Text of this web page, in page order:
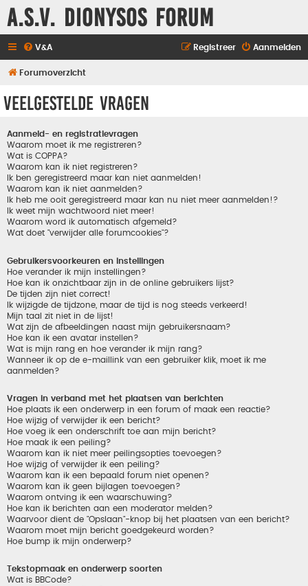
A.S.V. Dionysos Forum
V&A Aanmelden
Registreer
Forumoverzicht
Veelgestelde vragen
Aanmeld- en registratievragen
Waarom moet ik me registreren?
Wat is COPPA?
Waarom kan ik niet registreren?
Ik ben geregistreerd maar kan niet aanmelden!
Waarom kan ik niet aanmelden?
Ik heb me ooit geregistreerd maar kan nu niet meer aanmelden!?
Ik weet mijn wachtwoord niet meer!
Waarom word ik automatisch afgemeld?
Wat doet "verwijder alle forumcookies"?
Gebruikersvoorkeuren en instellingen
Hoe verander ik mijn instellingen?
Hoe kan ik onzichtbaar zijn in de online gebruikers lijst?
De tijden zijn niet correct!
Ik wijzigde de tijdzone, maar de tijd is nog steeds verkeerd!
Mijn taal zit niet in de lijst!
Wat zijn de afbeeldingen naast mijn gebruikersnaam?
Hoe kan ik een avatar instellen?
Wat is mijn rang en hoe verander ik mijn rang?
Wanneer ik op de e-maillink van een gebruiker klik, moet ik me
aanmelden?
Vragen in verband met het plaatsen van berichten
Hoe plaats ik een onderwerp in een forum of maak een reactie?
Hoe wijzig of verwijder ik een bericht?
Hoe voeg ik een onderschrift toe aan mijn bericht?
Hoe maak ik een peiling?
Waarom kan ik niet meer peilingsopties toevoegen?
Hoe wijzig of verwijder ik een peiling?
Waarom kan ik een bepaald forum niet openen?
Waarom kan ik geen bijlagen toevoegen?
Waarom ontving ik een waarschuwing?
Hoe kan ik berichten aan een moderator melden?
Waarvoor dient de "Opslaan"-knop bij het plaatsen van een bericht?
Waarom moet mijn bericht goedgekeurd worden?
Hoe bump ik mijn onderwerp?
Tekstopmaak en onderwerp soorten
Wat is BBCode?